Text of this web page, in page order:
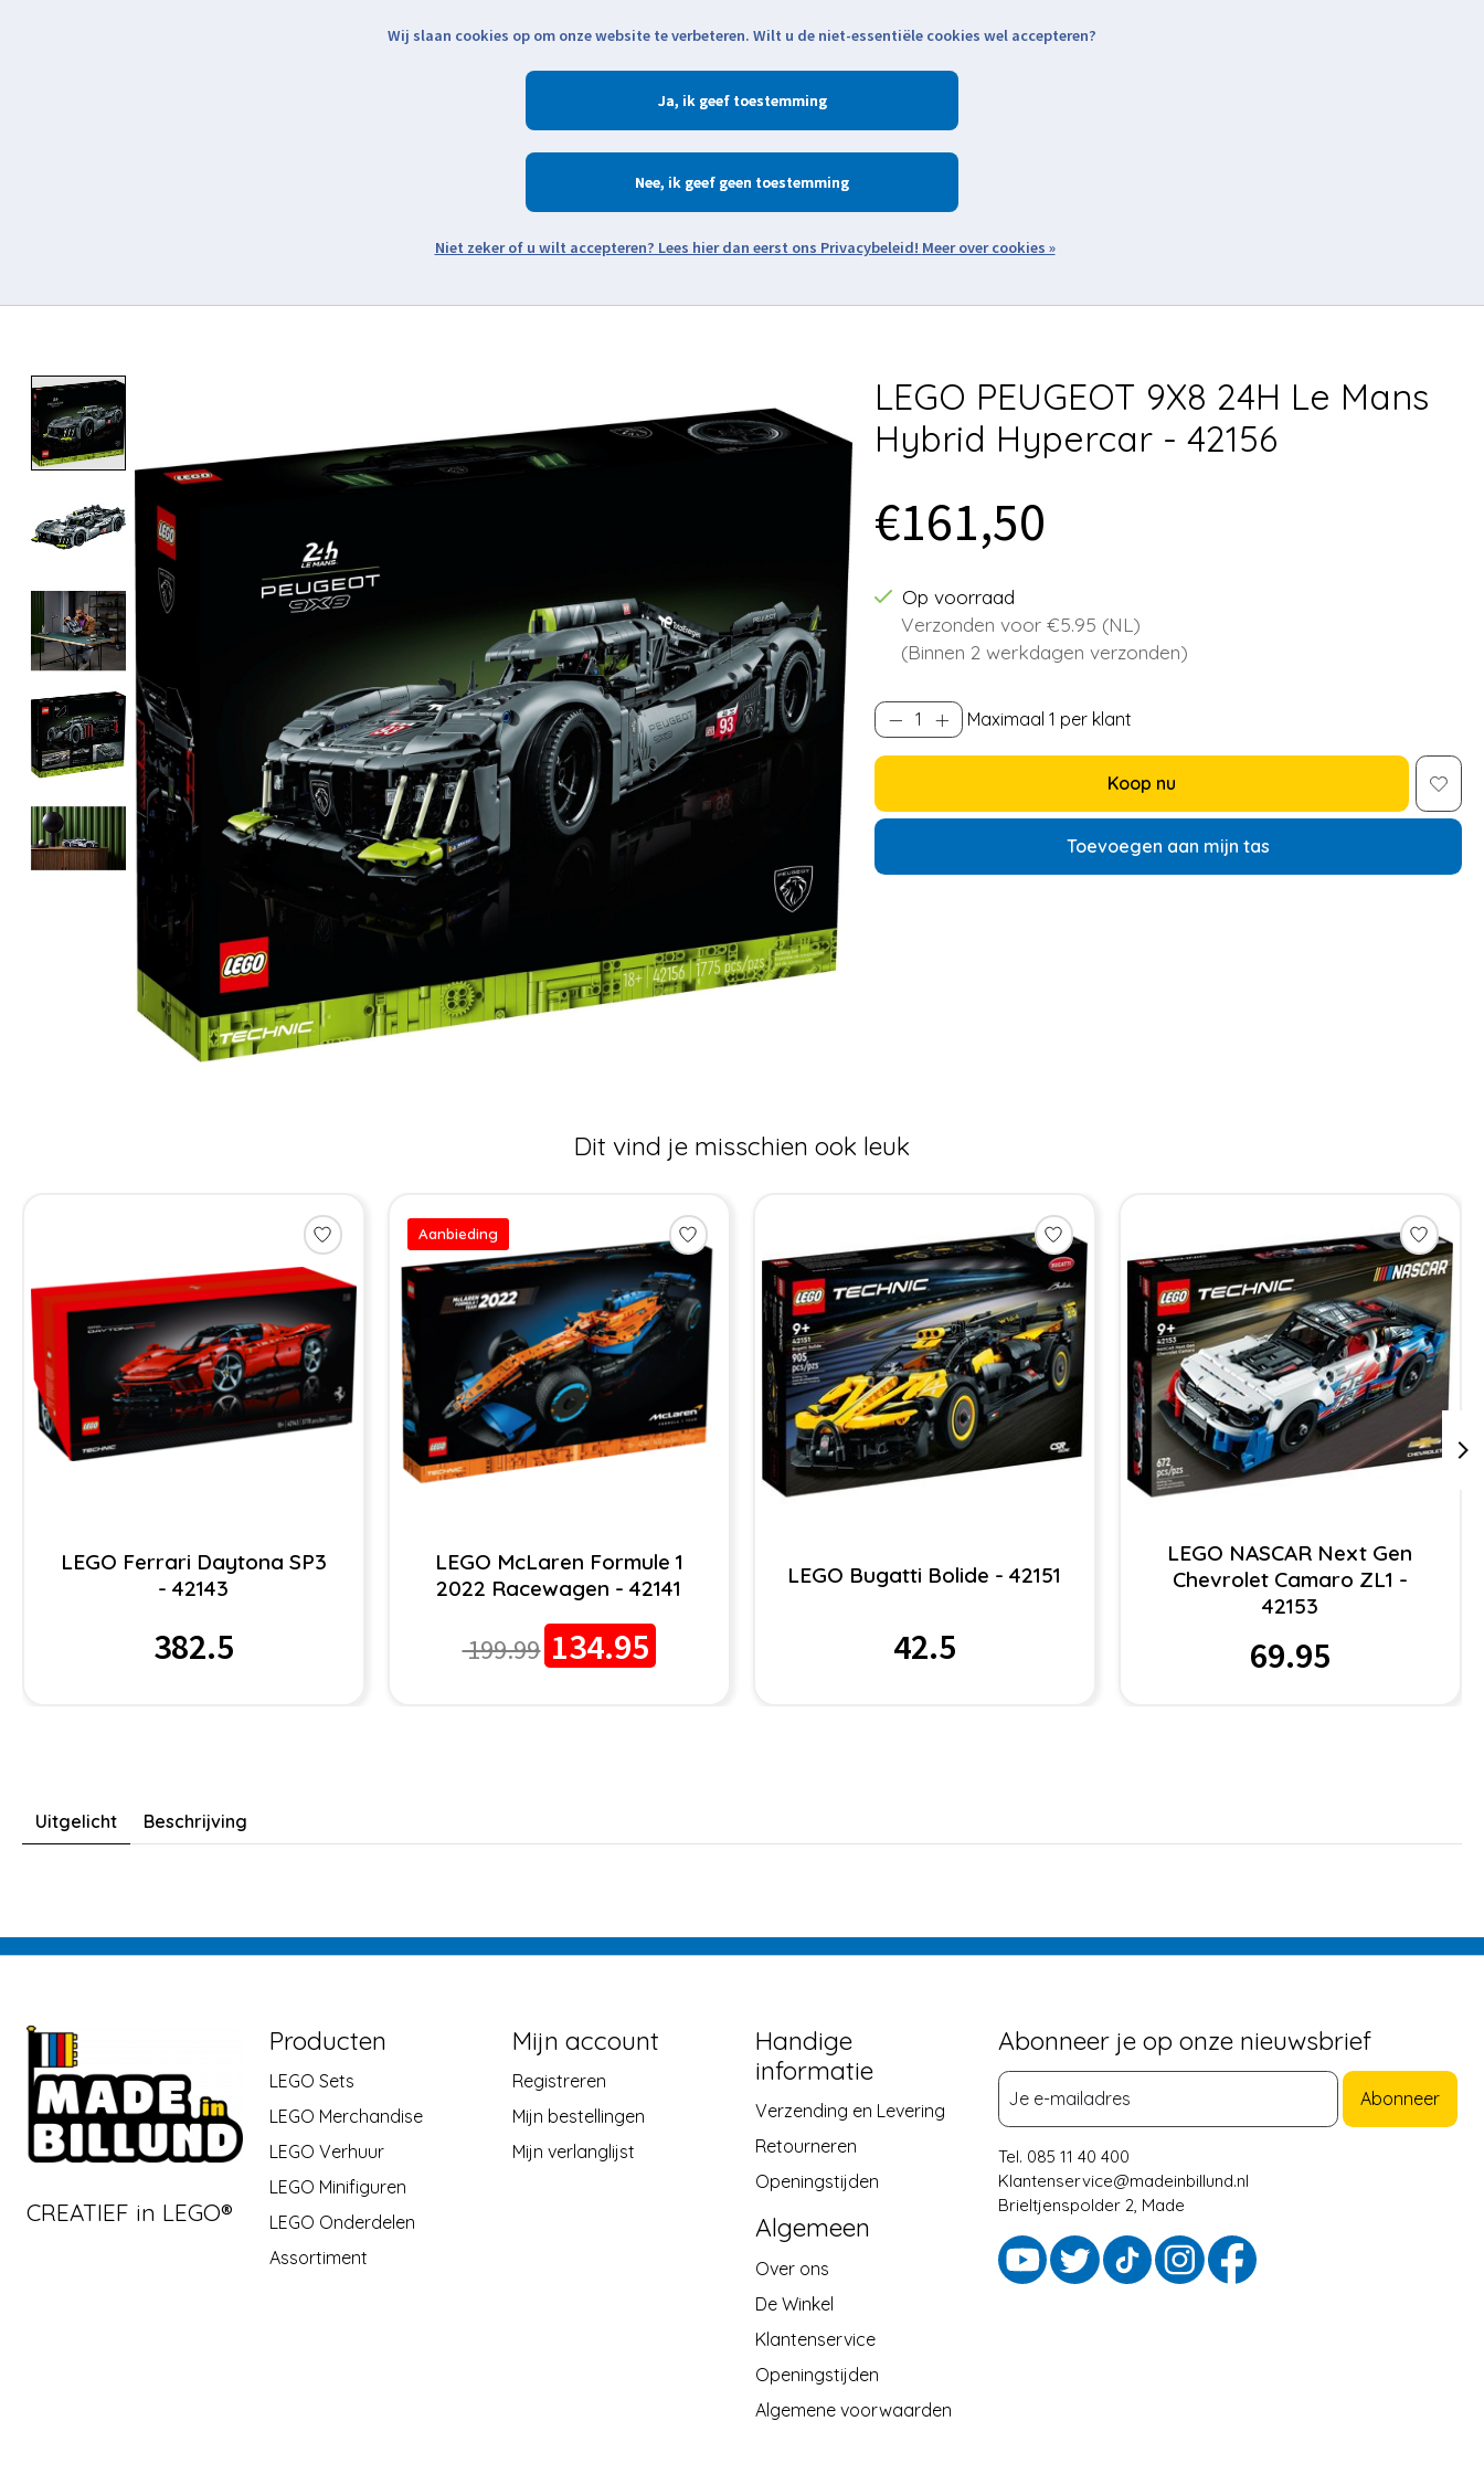
Zoeken
LEGO PEUGEOT 9X8 24H Le Mans
Hybrid Hypercar - 42156
€161,50
Op voorraad
Verzonden voor €5.95 (NL)
(Binnen 2 werkdagen verzonden)
Maximaal 1 per klant
Koop nu
Toevoegen aan mijn tas
Dit vind je misschien ook leuk
LEGO Ferrari Daytona SP3
- 42143
382.5
Aanbieding
LEGO McLaren Formule 1
2022 Racewagen - 42141
199.99 134.95
LEGO Bugatti Bolide - 42151
42.5
LEGO NASCAR Next Gen
Chevrolet Camaro ZL1 -
42153
69.95
Uitgelicht Beschrijving
CREATIEF in LEGO®
Producten
LEGO Sets
LEGO Merchandise
LEGO Verhuur
LEGO Minifiguren
LEGO Onderdelen
Assortiment
Mijn account
Registreren
Mijn bestellingen
Mijn verlanglijst
Handige
informatie
Verzending en Levering
Retourneren
Openingstijden
Algemeen
Over ons
De Winkel
Klantenservice
Openingstijden
Algemene voorwaarden
Abonneer je op onze nieuwsbrief
Abonneer
Tel. 085 11 40 400
Klantenservice@madeinbillund.nl
Brieltjenspolder 2, Made
Wij slaan cookies op om onze website te verbeteren. Wilt u de niet-essentiële cookies wel accepteren?
Ja
Nee
Meer over cookies »